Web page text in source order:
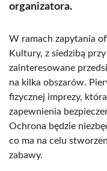
organizatora.
W ramach zapytania
Kultury, z siedzibą
zainteresowane
na kilka obszarów.
fizycznej imprezy,
zapewnienia
Ochrona będzie
co ma na celu
zabawy.